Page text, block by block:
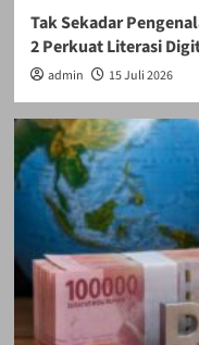
Tak Sekadar
2 Perkuat Literasi
admin 15 Juli 2026